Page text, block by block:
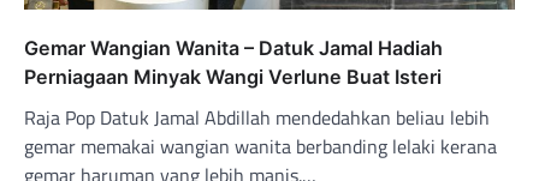
Gemar Wangian Wanita – Datuk Jamal Hadiah
Perniagaan Minyak Wangi Verlune Buat Isteri
Raja Pop Datuk Jamal Abdillah mendedahkan beliau lebih
gemar memakai wangian wanita berbanding lelaki kerana